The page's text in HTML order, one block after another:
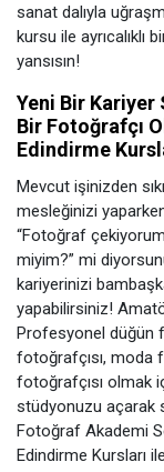
sanat dalıyla
kursu ile ayrıcalıklı
yansısın!
Yeni Bir Kariyer
Bir Fotoğrafçı
Edindirme
Mevcut işinizden
mesleğinizi
“Fotoğraf
miyim?” mi
kariyerinizi
yapabilirsiniz!
Profesyonel düğün
fotoğrafçısı, moda
fotoğrafçısı olmak
stüdyonuzu açarak
Fotoğraf Akademi
Edindirme Kursları